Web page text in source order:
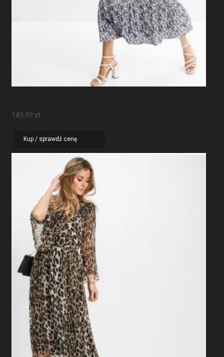
149,99 zł
Kup / sprawdź cenę